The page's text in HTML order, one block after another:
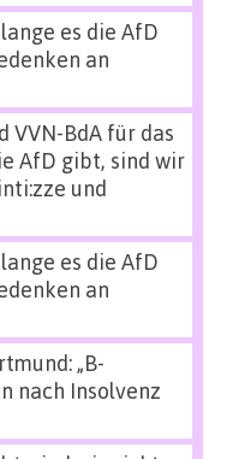
es die AfD
an
VVN-BdA für das
AfD gibt, sind wir
und
es die AfD
an
„B-
nach Insolvenz